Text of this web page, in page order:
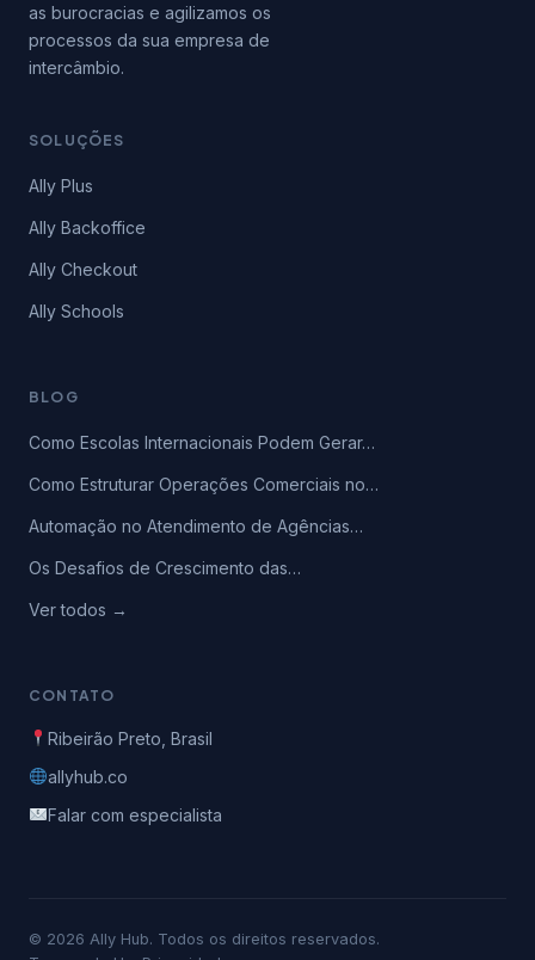
as burocracias e agilizamos os
processos da sua empresa de
intercâmbio.
SOLUÇÕES
Ally Plus
Ally Backoffice
Ally Checkout
Ally Schools
BLOG
Como Escolas Internacionais Podem Gerar…
Como Estruturar Operações Comerciais no…
Automação no Atendimento de Agências…
Os Desafios de Crescimento das…
Ver todos →
CONTATO
Ribeirão Preto, Brasil
allyhub.co
Falar com especialista
© 2026 Ally Hub. Todos os direitos reservados.